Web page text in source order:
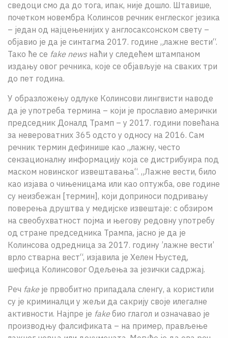
сведоци смо да до тога, ипак, није дошло. Штавише,
почетком новембра Колинсов речник енглеског језика
– један од најцењенијих у англосаксонском свету –
објавио је да је синтагма 2017. године „лажне вести“.
Тако ће се fake newsнаћи у следећем штампаном
издању овог речника, које се објављује на сваких три
до пет година.
У образложењу одлуке Колинсови лингвисти наводе
да је употреба термина – који је прославио амерички
председник Доналд Трамп – у 2017. години повећана
за невероватних 365 одсто у односу на 2016. Сам
речник термин дефинише као „лажну, често
сензационалну информацију која се дистрибуира под
маском новинског извештавања“. „Лажне вести, било
као изјава о чињеницама или као оптужба, ове године
су неизбежан [термин], који доприноси подривању
поверења друштва у медијске извештаје: с обзиром
на свеобухватност појма и његову редовну употребу
од стране председника Трампа, јасно је да је
Колинсова одредница за 2017. годину ’лажне вести’
врло стварна вест“, изјавила је Хелен Њустед,
шефица Колинсовог Одељења за језички садржај.
Реч fakejе првобитно припадала сленгу, а користили
су jе криминалци у жељи да сакриjу своjе илегалне
активности. Наjпре jе fakeбио глагол и означавао jе
производњу фалсификата – на пример, прављење